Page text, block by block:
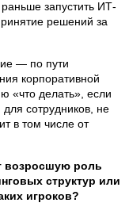
запустить ИТ-
решений за
— по пути
корпоративной
«что делать», если
сотрудников, не
в том числе от
возросшую роль
структур или
игроков?